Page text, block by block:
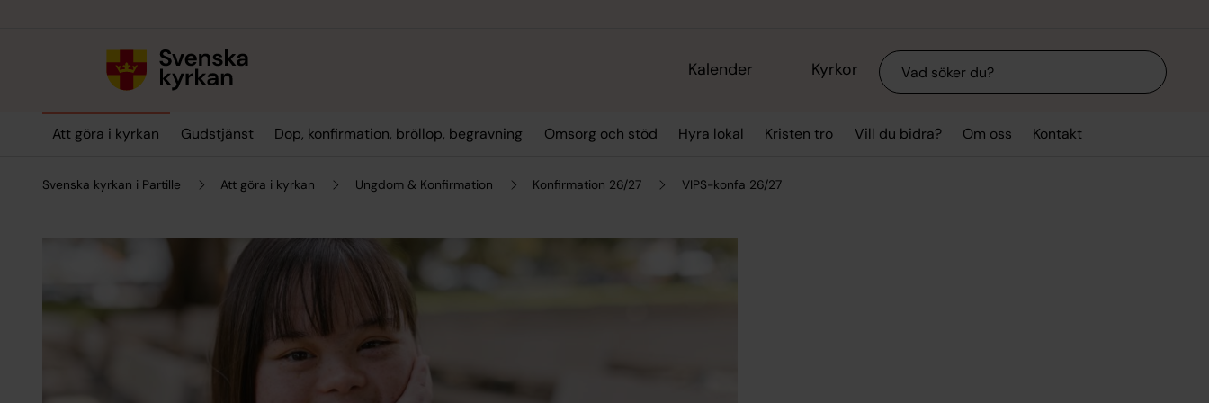
Kalender Kyrkor Sök
Att göra i kyrkan Gudstjänst Dop, konfirmation, bröllop, begravning Omsorg och stöd Hyra lokal Kristen tro Vill du bidra? Om oss Kontakt
Svenska kyrkan i Partille Att göra i kyrkan Ungdom & Konfirmation Konfirmation 26/27 VIPS-konfa 26/27